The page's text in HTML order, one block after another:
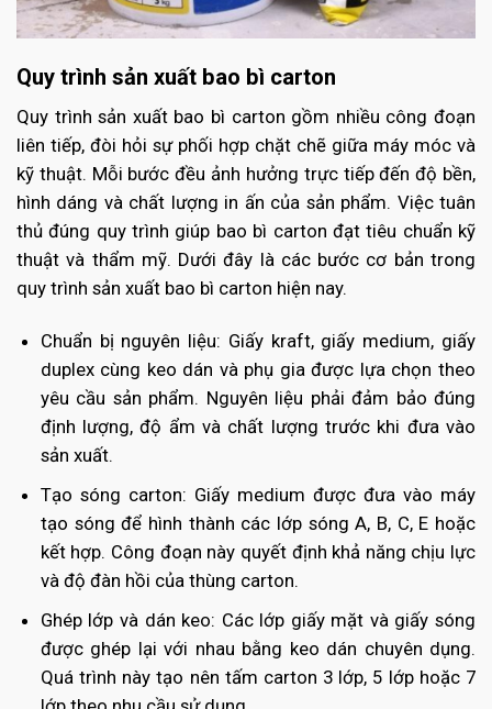
Quy trình sản xuất bao bì carton
Quy trình sản xuất bao bì carton gồm nhiều công đoạn
liên tiếp, đòi hỏi sự phối hợp chặt chẽ giữa máy móc và
kỹ thuật. Mỗi bước đều ảnh hưởng trực tiếp đến độ bền,
hình dáng và chất lượng in ấn của sản phẩm. Việc tuân
thủ đúng quy trình giúp bao bì carton đạt tiêu chuẩn kỹ
thuật và thẩm mỹ. Dưới đây là các bước cơ bản trong
quy trình sản xuất bao bì carton hiện nay.
Chuẩn bị nguyên liệu: Giấy kraft, giấy medium, giấy
duplex cùng keo dán và phụ gia được lựa chọn theo
yêu cầu sản phẩm. Nguyên liệu phải đảm bảo đúng
định lượng, độ ẩm và chất lượng trước khi đưa vào
sản xuất.
Tạo sóng carton: Giấy medium được đưa vào máy
tạo sóng để hình thành các lớp sóng A, B, C, E hoặc
kết hợp. Công đoạn này quyết định khả năng chịu lực
và độ đàn hồi của thùng carton.
Ghép lớp và dán keo: Các lớp giấy mặt và giấy sóng
được ghép lại với nhau bằng keo dán chuyên dụng.
Quá trình này tạo nên tấm carton 3 lớp, 5 lớp hoặc 7